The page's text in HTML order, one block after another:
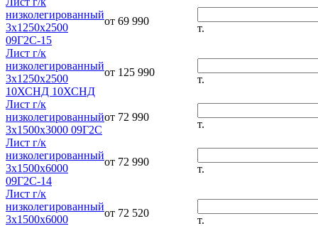
низколегированный
3х1250х2500
09Г2С-15
от 69 990
т.
Лист г/к
низколегированный
3х1250х2500
10ХСНД 10ХСНД
от 125 990
т.
Лист г/к
низколегированный
3х1500х3000 09Г2С
от 72 990
т.
Лист г/к
низколегированный
3х1500х6000
09Г2С-14
от 72 990
т.
Лист г/к
низколегированный
3х1500х6000
от 72 520
т.